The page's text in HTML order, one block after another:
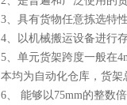
3、具有货物任意拣选特
4、以机械搬运设备进行
5、单元货架跨度一般在
本均为自动化仓库，货架
6、 能够以75mm的整数